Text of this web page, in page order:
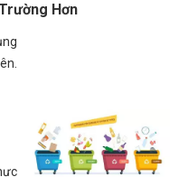
ường Hơn